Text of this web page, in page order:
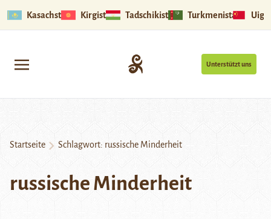
Kasachstan Kirgistan Tadschikistan Turkmenistan
Unterstützt uns
Startseite Schlagwort: russische Minderheit
russische Minderheit